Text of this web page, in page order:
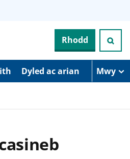
Rhodd
Dyled ac arian Mwy